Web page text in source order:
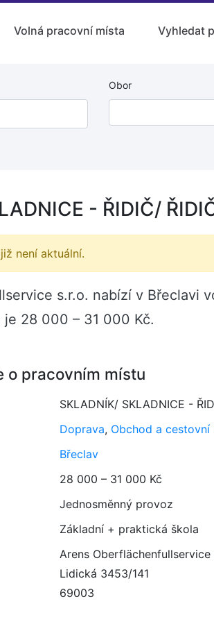
Volná pracovní místa Vyhledat
Obor
- ŘIDIČ/
není aktuální.
s.r.o. nabízí v Břeclavi
28 000 – 31 000 Kč.
o pracovním místu
SKLADNÍK/ SKLADNICE -
Doprava, Obchod a cestovní
Břeclav
28 000 – 31 000 Kč
Jednosměnný provoz
Základní + praktická škola
Arens Oberflächenfullservice
Lidická 3453/141
69003